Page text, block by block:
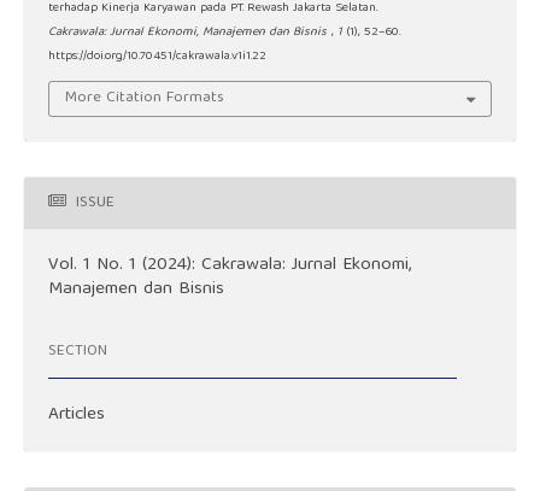
terhadap Kinerja Karyawan pada PT. Rewash Jakarta Selatan.
Cakrawala: Jurnal Ekonomi, Manajemen dan Bisnis , 1 (1), 52–60.
https://doi.org/10.70451/cakrawala.v1i1.22
More Citation Formats
ISSUE
Vol. 1 No. 1 (2024): Cakrawala: Jurnal Ekonomi,
Manajemen dan Bisnis
SECTION
Articles